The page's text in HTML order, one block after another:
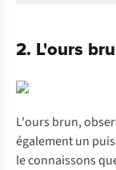
2. L'ours
L'ours brun,
également un
le connaissons